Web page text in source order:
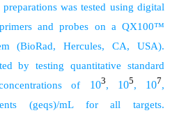
was tested using digital
and probes on a QX100™
(BioRad, Hercules, CA, USA).
by testing quantitative standard
of 103, 105, 107,
(geqs)/mL for all targets.